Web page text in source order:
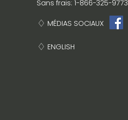
Sans frais: 1-866-325-9773
MÉDIAS SOCIAUX
ENGLISH